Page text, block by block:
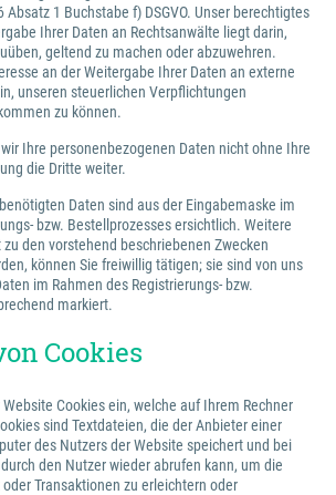
Absatz 1 Buchstabe f) DSGVO. Unser berechtigtes
Ihrer Daten an Rechtsanwälte liegt darin,
geltend zu machen oder abzuwehren.
an der Weitergabe Ihrer Daten an externe
unseren steuerlichen Verpflichtungen
zu können.
Ihre personenbezogenen Daten nicht ohne Ihre
die Dritte weiter.
Daten sind aus der Eingabemaske im
bzw. Bestellprozesses ersichtlich. Weitere
den vorstehend beschriebenen Zwecken
können Sie freiwillig tätigen; sie sind von uns
im Rahmen des Registrierungs- bzw.
markiert.
Cookies
Cookies ein, welche auf Ihrem Rechner
sind Textdateien, die der Anbieter einer
des Nutzers der Website speichert und bei
den Nutzer wieder abrufen kann, um die
Transaktionen zu erleichtern oder